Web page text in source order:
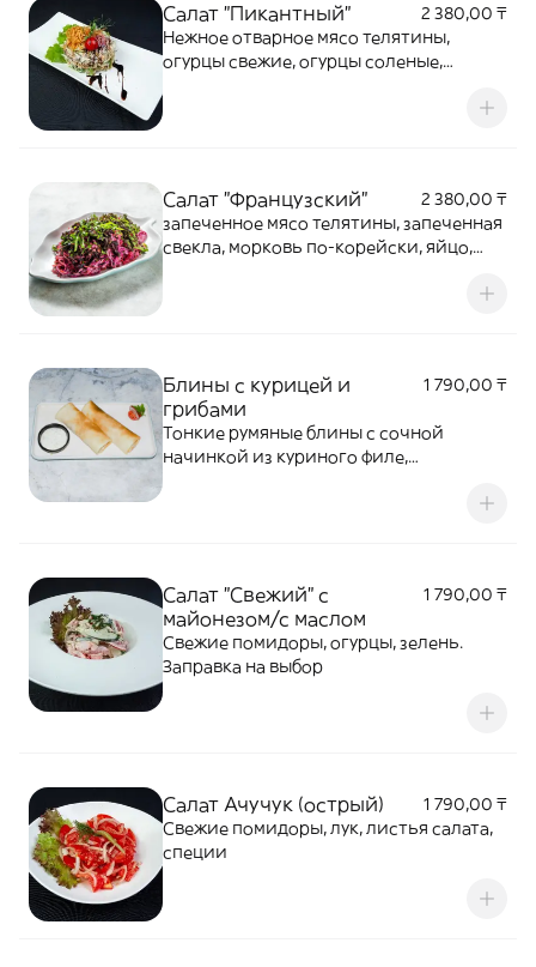
Салат "Пикантный"
2 380,00 ₸
Нежное отварное мясо телятины,
огурцы свежие, огурцы соленые,
Салат "Французский"
2 380,00 ₸
запеченное мясо телятины, запеченная
свекла, морковь по-корейски, яйцо,
Блины с курицей и
грибами
1 790,00 ₸
Тонкие румяные блины с сочной
начинкой из куриного филе,
Салат "Свежий" с
майонезом/с маслом
1 790,00 ₸
Свежие помидоры, огурцы, зелень.
Заправка на выбор
Салат Ачучук (острый)
1 790,00 ₸
Свежие помидоры, лук, листья салата,
специи